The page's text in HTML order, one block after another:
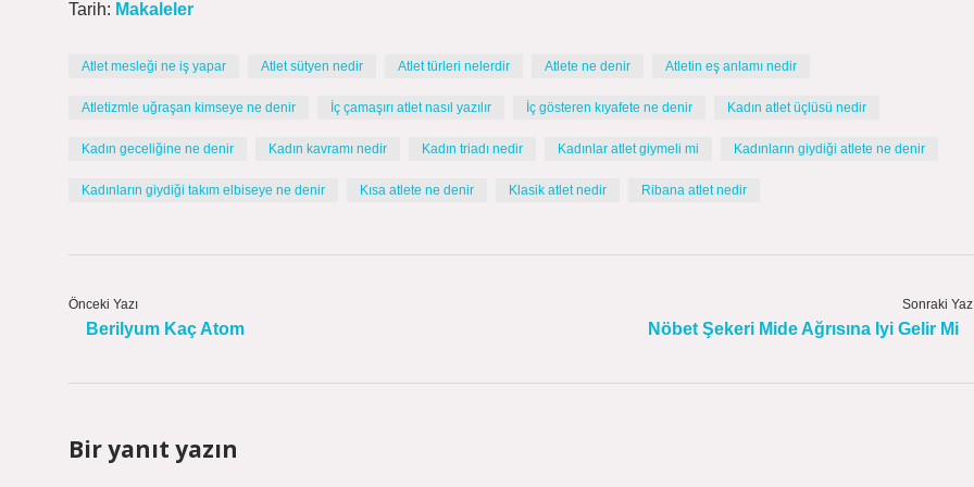
Tarih: Makaleler
Atlet mesleği ne iş yapar Atlet sütyen nedir Atlet türleri nelerdir Atlete ne denir Atletin eş anlamı nedir
Atletizmle uğraşan kimseye ne denir İç çamaşırı atlet nasıl yazılır İç gösteren kıyafete ne denir Kadın atlet üçlüsü nedir
Kadın geceliğine ne denir Kadın kavramı nedir Kadın triadı nedir Kadınlar atlet giymeli mi Kadınların giydiği atlete ne denir
Kadınların giydiği takım elbiseye ne denir Kısa atlete ne denir Klasik atlet nedir Ribana atlet nedir
Önceki Yazı
Berilyum Kaç Atom
Sonraki
Nöbet Şekeri Mide Ağrısına Iyi Gelir Mi
Bir yanıt yazın